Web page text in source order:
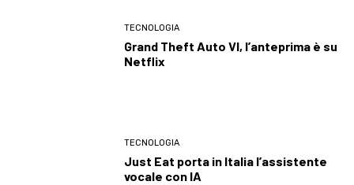
TECNOLOGIA
Grand Theft Auto VI, l’anteprima è su
Netflix
TECNOLOGIA
Just Eat porta in Italia l’assistente
vocale con IA